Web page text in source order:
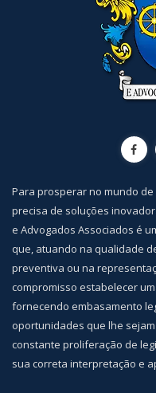
Para prosperar no mundo
precisa de soluções
e Advogados Associados é
que, atuando na qualidade
preventiva ou na
compromisso estabelecer
fornecendo embasamento
oportunidades que lhe
constante proliferação de
sua correta interpretação e